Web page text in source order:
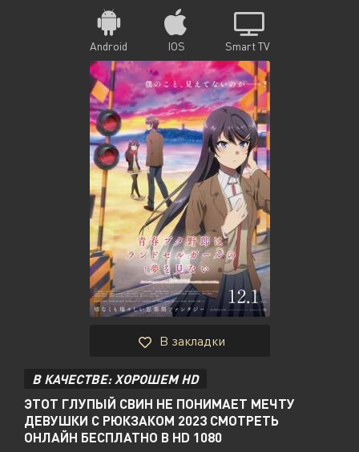
Android IOS Smart TV
В закладки
В КАЧЕСТВЕ: ХОРОШЕМ HD
ЭТОТ ГЛУПЫЙ СВИН НЕ ПОНИМАЕТ МЕЧТУ
ДЕВУШКИ С РЮКЗАКОМ 2023 СМОТРЕТЬ
ОНЛАЙН БЕСПЛАТНО В HD 1080